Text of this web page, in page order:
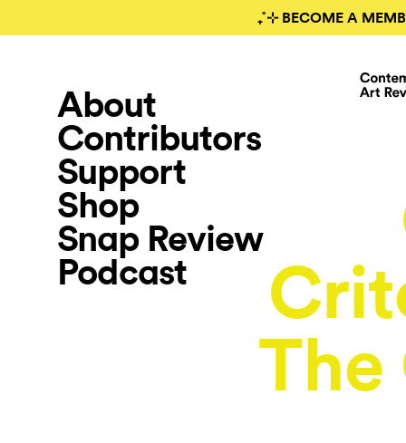
₊˚⊹ BECOME A
About
Contributors
Support
Shop
Snap Review
Podcast
The